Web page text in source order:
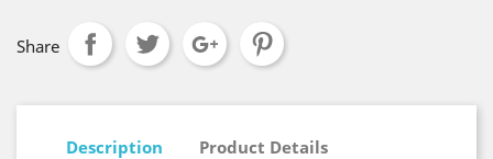
Share
Description Product Details